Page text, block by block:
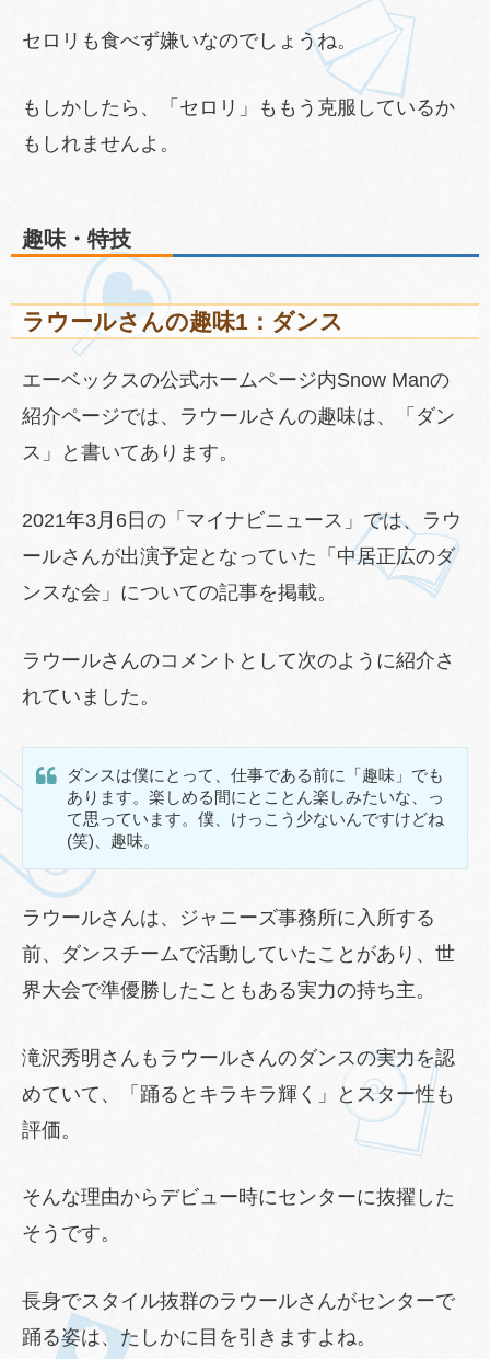
セロリも食べず嫌いなのでしょうね。
もしかしたら、「セロリ」ももう克服しているか
もしれませんよ。
趣味・特技
ラウールさんの趣味1：ダンス
エーベックスの公式ホームページ内Snow Manの
紹介ページでは、ラウールさんの趣味は、「ダン
ス」と書いてあります。
2021年3月6日の「マイナビニュース」では、ラウ
ールさんが出演予定となっていた「中居正広のダ
ンスな会」についての記事を掲載。
ラウールさんのコメントとして次のように紹介さ
れていました。
ダンスは僕にとって、仕事である前に「趣味」でも
あります。楽しめる間にとことん楽しみたいな、っ
て思っています。僕、けっこう少ないんですけどね
(笑)、趣味。
ラウールさんは、ジャニーズ事務所に入所する
前、ダンスチームで活動していたことがあり、世
界大会で準優勝したこともある実力の持ち主。
滝沢秀明さんもラウールさんのダンスの実力を認
めていて、「踊るとキラキラ輝く」とスター性も
評価。
そんな理由からデビュー時にセンターに抜擢した
そうです。
長身でスタイル抜群のラウールさんがセンターで
踊る姿は、たしかに目を引きますよね。